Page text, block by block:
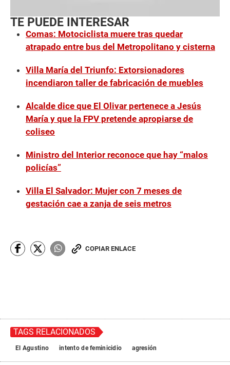
TE PUEDE INTERESAR
Comas: Motociclista muere tras quedar
atrapado entre bus del Metropolitano y cisterna
Villa María del Triunfo: Extorsionadores
incendiaron taller de fabricación de muebles
Alcalde dice que El Olivar pertenece a Jesús
María y que la FPV pretende apropiarse de
coliseo
Ministro del Interior reconoce que hay “malos
policías”
Villa El Salvador: Mujer con 7 meses de
gestación cae a zanja de seis metros
COPIAR ENLACE
TAGS RELACIONADOS
El Agustino intento de feminicidio agresión